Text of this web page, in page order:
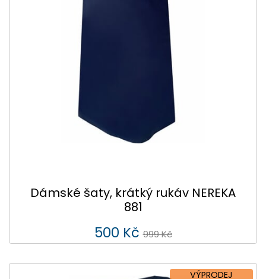
Dámské šaty, krátký rukáv NEREKA
881
500 Kč 999 Kč
VÝPRODEJ